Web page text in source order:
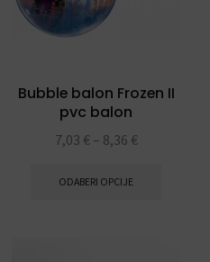
Bubble balon Frozen II
pvc balon
7,03 € – 8,36 €
ODABERI OPCIJE